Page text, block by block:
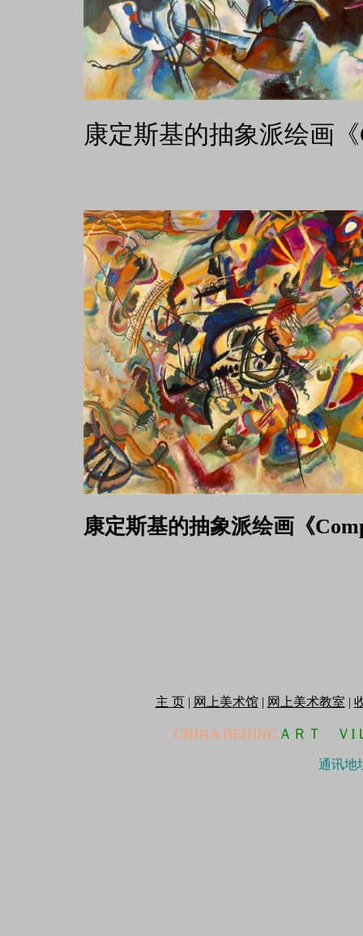
康定斯基的抽象派绘画《
康定斯基的抽象派绘画《
主 页| 网上美术馆| 网上美术教室 |
CHINA BEIJING ＡＲＴ ＶI
通讯地